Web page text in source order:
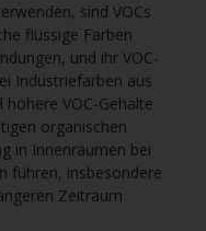
sind VOCs
flüssige Farben
und ihr VOC-
Industriefarben aus
VOC-Gehalte
organischen
in Innenräumen bei
führen, insbesondere
Zeitraum